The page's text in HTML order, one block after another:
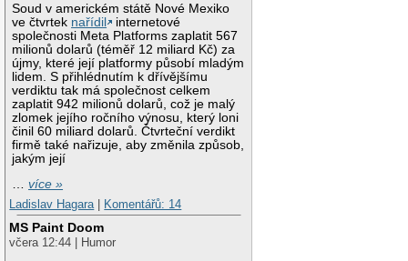
Soud v americkém státě Nové Mexiko
ve čtvrtek nařídil
internetové
společnosti Meta Platforms zaplatit 567
milionů dolarů (téměř 12 miliard Kč) za
újmy, které její platformy působí mladým
lidem. S přihlédnutím k dřívějšímu
verdiktu tak má společnost celkem
zaplatit 942 milionů dolarů, což je malý
zlomek jejího ročního výnosu, který loni
činil 60 miliard dolarů. Čtvrteční verdikt
firmě také nařizuje, aby změnila způsob,
jakým její
…více »
Ladislav Hagara
Komentářů: 14
MS Paint Doom
včera 12:44 | Humor